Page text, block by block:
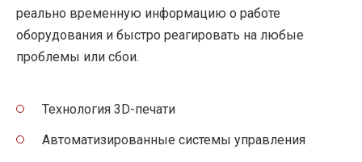
реально временную информацию о работе
оборудования и быстро реагировать на любые
проблемы или сбои.
Технология 3D-печати
Автоматизированные системы управления